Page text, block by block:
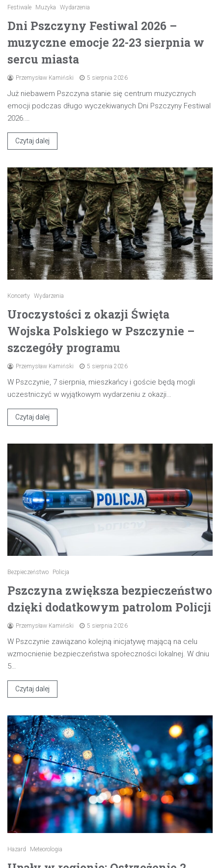
Festiwale Muzyka Wydarzenia
Dni Pszczyny Festiwal 2026 –
muzyczne emocje 22-23 sierpnia w
sercu miasta
Przemysław Kamiński 5 sierpnia 2026
Już niebawem Pszczyna stanie się centrum muzycznych
emocji podczas długo wyczekiwanych Dni Pszczyny Festiwal
2026.…
Czytaj dalej
Koncerty Wydarzenia
Uroczystości z okazji Święta
Wojska Polskiego w Pszczynie –
szczegóły programu
Przemysław Kamiński 5 sierpnia 2026
W Pszczynie, 7 sierpnia, mieszkańcy i goście będą mogli
uczestniczyć w wyjątkowym wydarzeniu z okazji…
Czytaj dalej
Bezpieczeństwo Policja
Pszczyna zwiększa bezpieczeństwo
dzięki dodatkowym patrolom Policji
Przemysław Kamiński 5 sierpnia 2026
W Pszczynie zawiązano kolejną inicjatywę mającą na celu
wzmocnienie bezpieczeństwa społeczności lokalnej. W dniu
5…
Czytaj dalej
Hazard Meteorologia